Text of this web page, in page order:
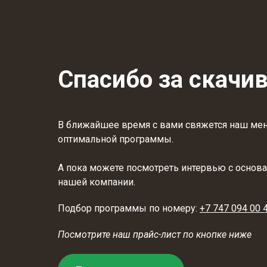
Спасибо за
В ближайшее время с вами свяжется наш
оптимальной программы.
А пока можете посмотреть интервью с
нашей компании.
Подбор программы по номеру: +7 747 094 00
Посмотрите наш прайс-лист по кнопке ниже